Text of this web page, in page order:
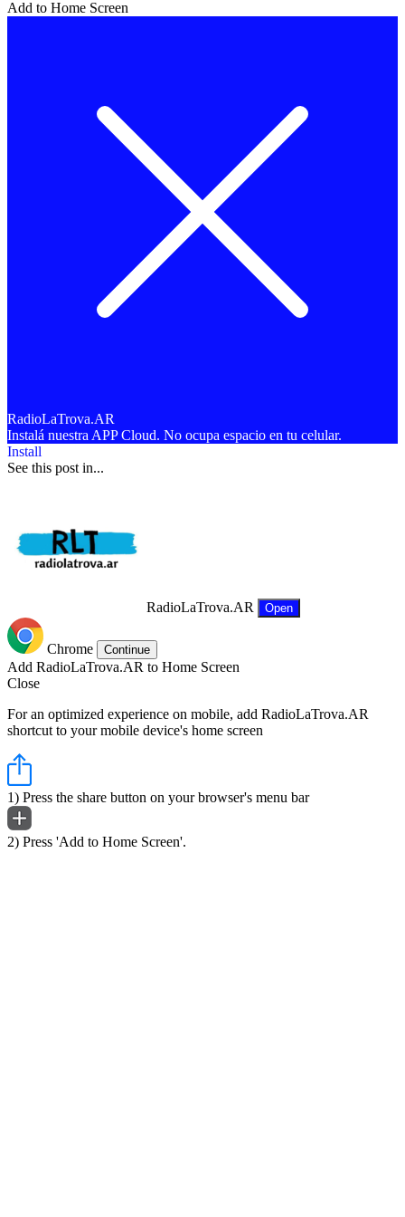
Add to Home Screen
RadioLaTrova.AR
Instalá nuestra APP Cloud. No ocupa espacio en tu celular.
Install
See this post in...
RadioLaTrova.AR Open
Chrome Continue
Add RadioLaTrova.AR to Home Screen
Close
For an optimized experience on mobile, add RadioLaTrova.AR
shortcut to your mobile device's home screen
1) Press the share button on your browser's menu bar
2) Press 'Add to Home Screen'.